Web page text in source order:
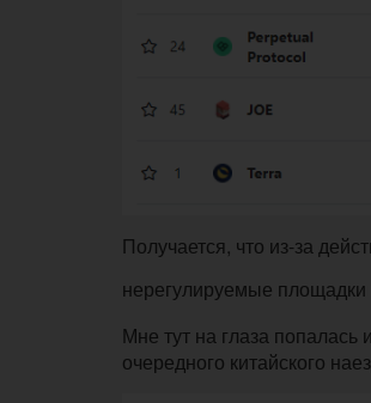
Получается, что из-за
нерегулируемые
Мне тут на глаза попалась
очередного китайского